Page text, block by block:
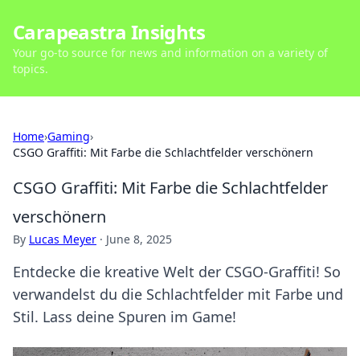
Carapeastra Insights
Your go-to source for news and information on a variety of
topics.
Home›Gaming›
CSGO Graffiti: Mit Farbe die Schlachtfelder verschönern
CSGO Graffiti: Mit Farbe die Schlachtfelder
verschönern
By Lucas Meyer · June 8, 2025
Entdecke die kreative Welt der CSGO-Graffiti! So
verwandelst du die Schlachtfelder mit Farbe und
Stil. Lass deine Spuren im Game!